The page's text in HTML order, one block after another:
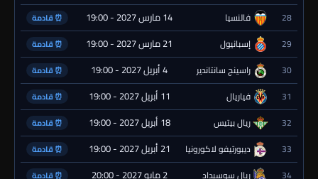
28 فالنسيا 14 مارس 2027 - 19:00 ⏰ قادمة
29 إسبانيول 21 مارس 2027 - 19:00 ⏰ قادمة
30 راسينج سانتاندير 4 أبريل 2027 - 19:00 ⏰ قادمة
31 فياريال 11 أبريل 2027 - 19:00 ⏰ قادمة
32 ريال بيتيس 18 أبريل 2027 - 19:00 ⏰ قادمة
33 ديبورتيفو لاكورونيا 21 أبريل 2027 - 19:00 ⏰ قادمة
34 ريال سوسيداد 2 مايو 2027 - 20:00 ⏰ قادمة